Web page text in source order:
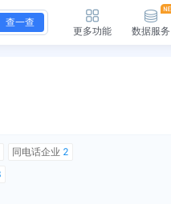
查一查
更多功能 数据服务
同电话企业 2